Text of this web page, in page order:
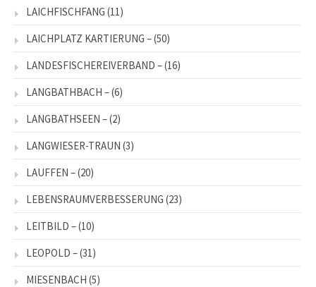
LAICHFISCHFANG (11)
LAICHPLATZ KARTIERUNG –(50)
LANDESFISCHEREIVERBAND –(16)
LANGBATHBACH –(6)
LANGBATHSEEN –(2)
LANGWIESER-TRAUN (3)
LAUFFEN –(20)
LEBENSRAUMVERBESSERUNG (23)
LEITBILD –(10)
LEOPOLD –(31)
MIESENBACH (5)